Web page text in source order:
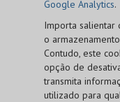
Google Analytics.
Importa salientar
o
Contudo, este
opção de
transmita
utilizado para